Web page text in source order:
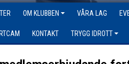
OM KLUBBEN VÅRA LAG
KONTAKT TRYGG IDROTT